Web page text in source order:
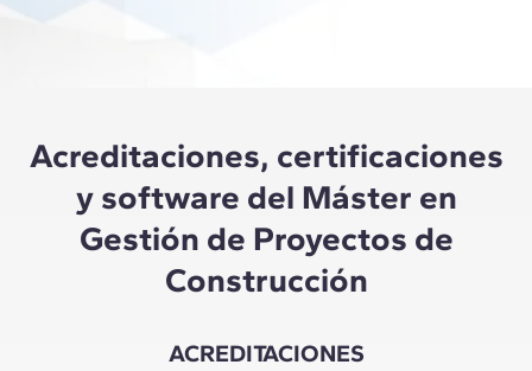
Acreditaciones, certificaciones
y software del Máster en
Gestión de Proyectos de
Construcción
ACREDITACIONES